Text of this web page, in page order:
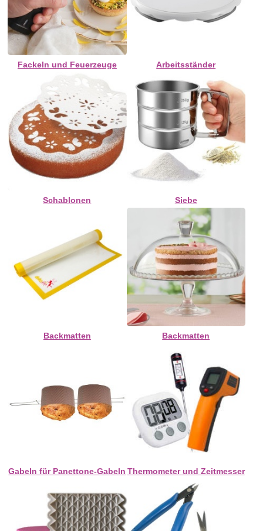
Fackeln und Feuerzeuge Arbeitsständer
Schablonen Siebe
Backmatten Backmatten
Gabeln für Panettone-Gabeln Thermometer und Zeitmesser